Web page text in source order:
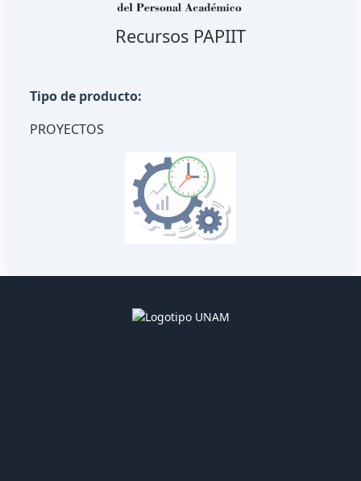
Recursos PAPIIT
Tipo de producto:
PROYECTOS